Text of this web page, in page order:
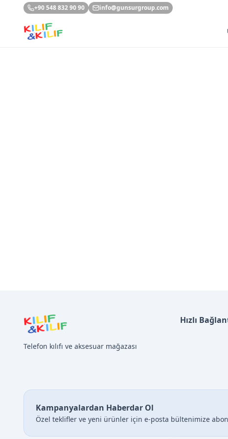
Ana içeriğe geç+90 548 832 90 90 info@gunsurgroup.com
Telefon kılıfı ve aksesuar mağazası
Hızlı
Kampanyalardan Haberdar Ol
Özel teklifler ve yeni ürünler için e-posta bültenimize